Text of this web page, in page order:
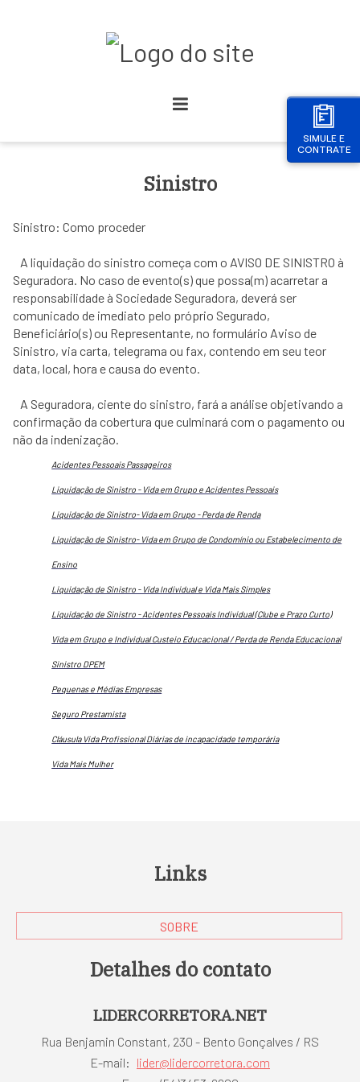
SIMULE E
CONTRATE
Sinistro
Sinistro: Como proceder
A liquidação do sinistro começa com o AVISO DE SINISTRO à
Seguradora. No caso de evento(s) que possa(m) acarretar a
responsabilidade à Sociedade Seguradora, deverá ser
comunicado de imediato pelo próprio Segurado,
Beneficiário(s) ou Representante, no formulário Aviso de
Sinistro, via carta, telegrama ou fax, contendo em seu teor
data, local, hora e causa do evento.
A Seguradora, ciente do sinistro, fará a análise objetivando a
confirmação da cobertura que culminará com o pagamento ou
não da indenização.
Acidentes Pessoais Passageiros
Liquidação de Sinistro - Vida em Grupo e Acidentes Pessoais
Liquidação de Sinistro- Vida em Grupo - Perda de Renda
Liquidação de Sinistro- Vida em Grupo de Condomínio ou Estabelecimento de
Ensino
Liquidação de Sinistro - Vida Individual e Vida Mais Simples
Liquidação de Sinistro - Acidentes Pessoais Individual (Clube e Prazo Curto)
Vida em Grupo e Individual Custeio Educacional / Perda de Renda Educacional
Sinistro DPEM
Pequenas e Médias Empresas
Seguro Prestamista
Cláusula Vida Profissional Diárias de incapacidade temporária
Vida Mais Mulher
Links
SOBRE
Detalhes do contato
LIDERCORRETORA.NET
Rua Benjamin Constant, 230 - Bento Gonçalves / RS
E-mail: lider@lidercorretora.com